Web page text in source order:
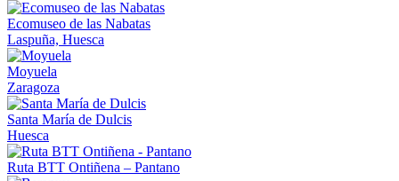
Ecomuseo de las Nabatas
Laspuña, Huesca
Moyuela
Zaragoza
Santa María de Dulcis
Huesca
Ruta BTT Ontiñena – Pantano